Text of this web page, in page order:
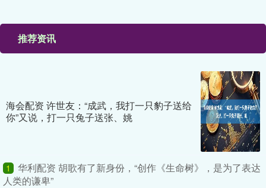
推荐资讯
海会配资 许世友：“成武，我打一只豹子送给
你”又说，打一只兔子送张、姚
1
华利配资 胡歌有了新身份，“创作《生命树》，是为了表达
人类的谦卑”